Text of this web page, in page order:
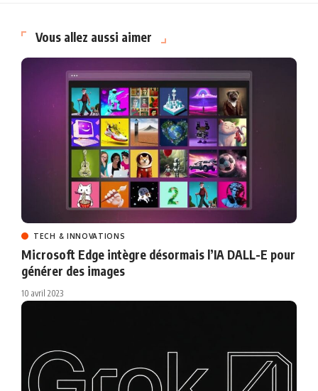
Vous allez aussi aimer
TECH & INNOVATIONS
Microsoft Edge intègre désormais l’IA DALL-E pour
générer des images
10 avril 2023